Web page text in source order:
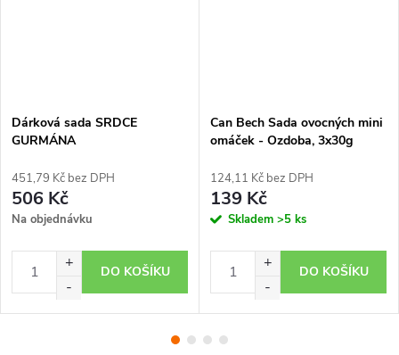
Dárková sada SRDCE
GURMÁNA
451,79 Kč bez DPH
506 Kč
Na objednávku
DO KOŠÍKU
Can Bech Sada ovocných mini
omáček - Ozdoba, 3x30g
124,11 Kč bez DPH
139 Kč
Skladem >5 ks
DO KOŠÍKU